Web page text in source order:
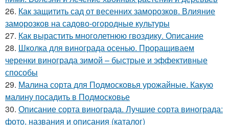
26. Как защитить сад от весенних заморозков. Влияние
заморозков на садово-огородные культуры
27. Как вырастить многолетнюю гвоздику. Описание
28. Школка для винограда осенью. Проращиваем
черенки винограда зимой – быстрые и эффективные
способы
29. Малина сорта для Подмосковья урожайные. Какую
малину посадить в Подмосковье
30. Описание сорта винограда. Лучшие сорта винограда:
фото, названия и описания (каталог)